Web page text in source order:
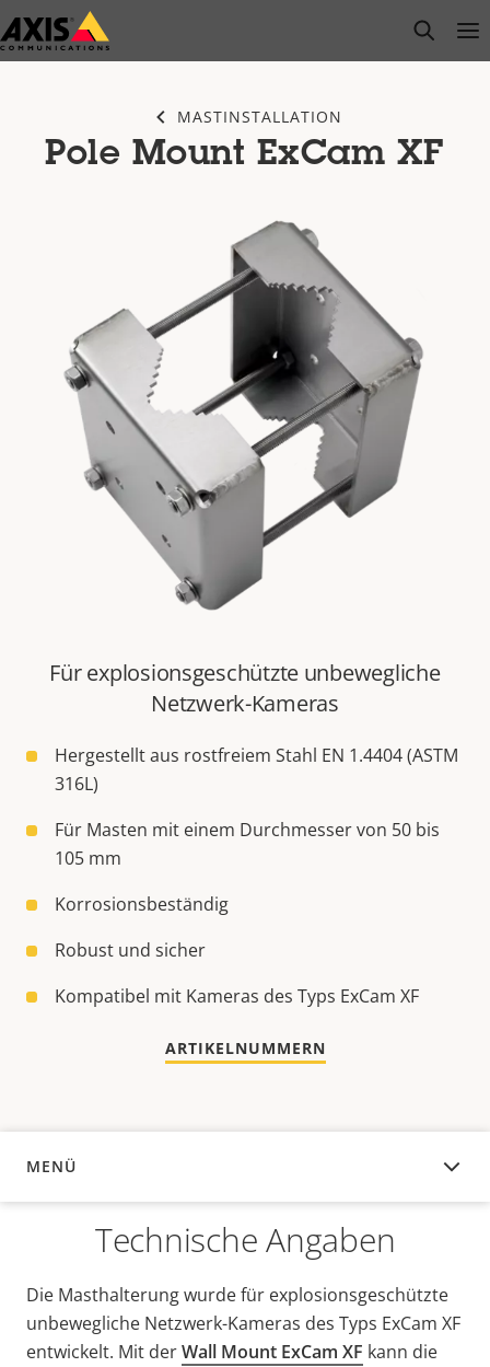
Zum
Hauptinhalt
open
MASTINSTALLATION
Pole Mount ExCam XF
Für explosionsgeschützte unbewegliche
Netzwerk-Kameras
Hergestellt aus rostfreiem Stahl EN 1.4404 (ASTM
316L)
Für Masten mit einem Durchmesser von 50 bis
105 mm
Korrosionsbeständig
Robust und sicher
Kompatibel mit Kameras des Typs ExCam XF
ARTIKELNUMMERN
MENÜ
ÜBERSICHT
Technische Angaben
Die Masthalterung wurde für explosionsgeschützte
unbewegliche Netzwerk-Kameras des Typs ExCam XF
entwickelt. Mit derWall Mount ExCam XF kann die